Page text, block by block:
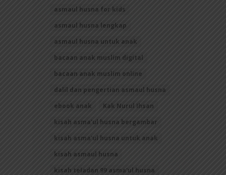
asmaul husna for kids
asmaul husna lengkap
asmaul husna untuk anak
bacaan anak muslim digital
bacaan anak muslim online
dalil dan pengertian asmaul husna
ebook anak
Kak Nurul Ihsan
kisah asma'ul husna bergambar
kisah asma'ul husna untuk anak
kisah asmaul husna
kisah teladan 99 asma'ul husna